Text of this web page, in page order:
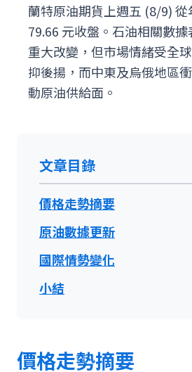
蘭特原油期貨上週五 (8/9)
79.66 元收盤。石油相關數
重大改變，但市場情緒受全
抑後揚，而中東及烏俄地區
動原油供給面。
文章目錄
價格走勢摘要
原油數據更新
國際情勢變化
小結
價格走勢摘要